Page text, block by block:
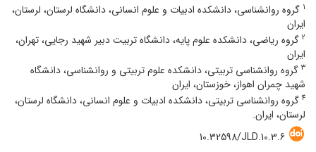
1 گروه روانشناسی، دانشکده ادبیات و علوم انسانی، دانشگاه لرستان، لرستان،
ایران
2 گروه ریاضی، دانشکده علوم پایه، دانشگاه تربیت دبیر شهید رجایی، تهران،
ایران
3 گروه روانشناسی تربیتی، دانشکده علوم تربیتی و روانشناسی، دانشگاه
شهید چمران اهواز، خوزستان، ایران
4 گروه روانشناسی تربیتی، دانشکده ادبیات و علوم انسانی، دانشگاه لرستان،
لرستان، ایران.
10.32598/JLD.10.3.6